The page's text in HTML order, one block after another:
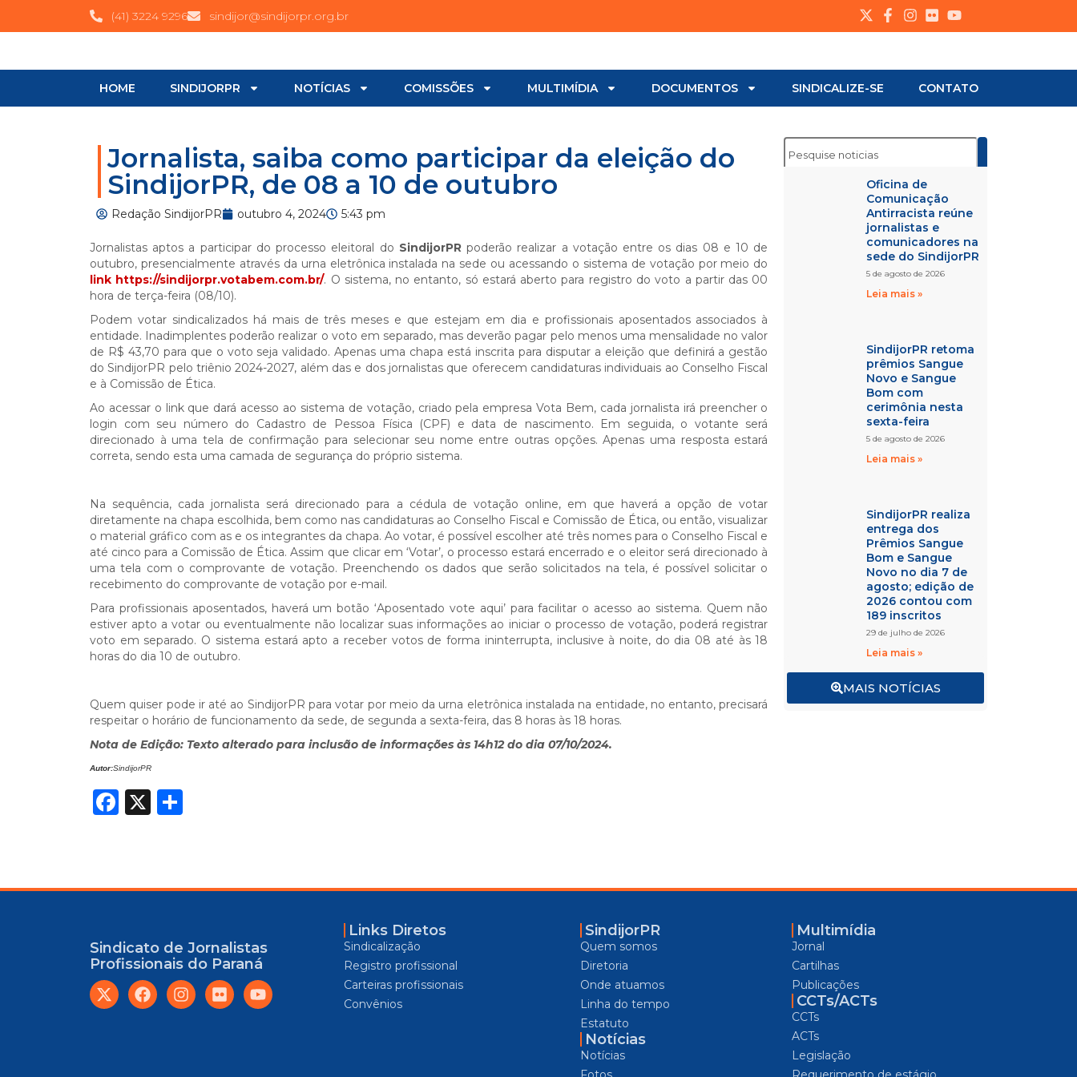
(41) 3224 9296 sindijor@sindijorpr.org.br
HOME SINDIJORPR NOTÍCIAS COMISSÕES MULTIMÍDIA DOCUMENTOS SINDICALIZE-SE CONTATO
Jornalista, saiba como participar da eleição do
SindijorPR, de 08 a 10 de outubro
Redação SindijorPR outubro 4, 2024 5:43 pm
Jornalistas aptos a participar do processo eleitoral do SindijorPRpoderão realizar a votação entre os dias 08 e 10 de
outubro, presencialmente através da urna eletrônica instalada na sede ou acessando o sistema de votação por meio do
link https://sindijorpr.votabem.com.br/. O sistema, no entanto, só estará aberto para registro do voto a partir das 00
hora de terça-feira (08/10).
Podem votar sindicalizados há mais de três meses e que estejam em dia e profissionais aposentados associados à
entidade. Inadimplentes poderão realizar o voto em separado, mas deverão pagar pelo menos uma mensalidade no valor
de R$ 43,70 para que o voto seja validado. Apenas uma chapa está inscrita para disputar a eleição que definirá a gestão
do SindijorPR pelo triênio 2024-2027, além das e dos jornalistas que oferecem candidaturas individuais ao Conselho Fiscal
e à Comissão de Ética.
Ao acessar o link que dará acesso ao sistema de votação, criado pela empresa Vota Bem, cada jornalista irá preencher o
login com seu número do Cadastro de Pessoa Física (CPF) e data de nascimento. Em seguida, o votante será
direcionado à uma tela de confirmação para selecionar seu nome entre outras opções. Apenas uma resposta estará
correta, sendo esta uma camada de segurança do próprio sistema.
Na sequência, cada jornalista será direcionado para a cédula de votação online, em que haverá a opção de votar
diretamente na chapa escolhida, bem como nas candidaturas ao Conselho Fiscal e Comissão de Ética, ou então, visualizar
o material gráfico com as e os integrantes da chapa. Ao votar, é possível escolher até três nomes para o Conselho Fiscal e
até cinco para a Comissão de Ética. Assim que clicar em ‘Votar’, o processo estará encerrado e o eleitor será direcionado à
uma tela com o comprovante de votação. Preenchendo os dados que serão solicitados na tela, é possível solicitar o
recebimento do comprovante de votação por e-mail.
Para profissionais aposentados, haverá um botão ‘Aposentado vote aqui’ para facilitar o acesso ao sistema. Quem não
estiver apto a votar ou eventualmente não localizar suas informações ao iniciar o processo de votação, poderá registrar
voto em separado. O sistema estará apto a receber votos de forma ininterrupta, inclusive à noite, do dia 08 até às 18
horas do dia 10 de outubro.
Quem quiser pode ir até ao SindijorPR para votar por meio da urna eletrônica instalada na entidade, no entanto, precisará
respeitar o horário de funcionamento da sede, de segunda a sexta-feira, das 8 horas às 18 horas.
Nota de Edição: Texto alterado para inclusão de informações às 14h12 do dia 07/10/2024.
Autor:SindijorPR
Facebook
X
Oficina de
Comunicação
Antirracista reúne
jornalistas e
comunicadores na
sede do SindijorPR
5 de agosto de 2026
Leia mais »
SindijorPR retoma
prêmios Sangue
Novo e Sangue
Bom com
cerimônia nesta
sexta-feira
5 de agosto de 2026
Leia mais »
SindijorPR realiza
entrega dos
Prêmios Sangue
Bom e Sangue
Novo no dia 7 de
agosto; edição de
2026 contou com
189 inscritos
29 de julho de 2026
Leia mais »
MAIS NOTÍCIAS
Sindicato de Jornalistas
Profissionais do Paraná
Links Diretos
Sindicalização
Registro profissional
Carteiras profissionais
Convênios
SindijorPR
Quem somos
Diretoria
Onde atuamos
Linha do tempo
Estatuto
Notícias
Notícias
Multimídia
Jornal
Cartilhas
Publicações
CCTs/ACTs
CCTs
ACTs
Legislação